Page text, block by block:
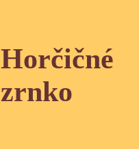
Horčičné
zrnko